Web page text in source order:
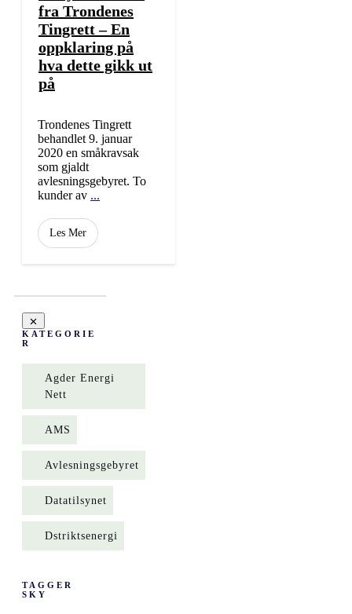
fra Trondenes
Tingrett – En
oppklaring på
hva dette gikk ut
på
Trondenes Tingrett
behandlet 9. januar
2020 en småkravsak
som gjaldt
avlesningsgebyret. To
kunder av ...
Les Mer
KATEGORIE
R
Agder Energi
Nett
AMS
Avlesningsgebyret
Datatilsynet
Dstriktsenergi
TAGGER
SKY